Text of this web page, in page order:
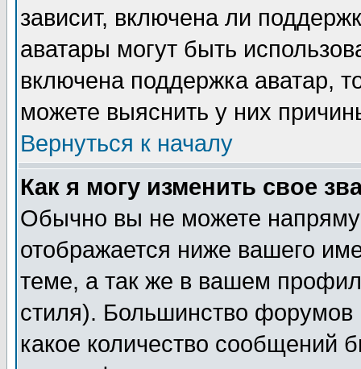
зависит, включена ли
аватары могут быть
включена поддержка аватар,
можете выяснить у них
Вернуться к началу
Как я могу изменить свое
Обычно вы не можете
отображается ниже вашего
теме, а так же в вашем
стиля). Большинство форумов
какое количество сообщений